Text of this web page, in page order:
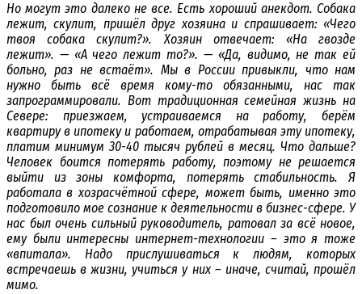
Но могут это далеко не все. Есть хороший анекдот. Собака
лежит, скулит, пришёл друг хозяина и спрашивает: «Чего
твоя собака скулит?». Хозяин отвечает: «На гвозде
лежит». — «А чего лежит то?». — «Да, видимо, не так ей
больно, раз не встаёт». Мы в России привыкли, что нам
нужно быть всё время кому-то обязанными, нас так
запрограммировали. Вот традиционная семейная жизнь на
Севере: приезжаем, устраиваемся на работу, берём
квартиру в ипотеку и работаем, отрабатывая эту ипотеку,
платим минимум 30-40 тысяч рублей в месяц. Что дальше?
Человек боится потерять работу, поэтому не решается
выйти из зоны комфорта, потерять стабильность. Я
работала в хозрасчётной сфере, может быть, именно это
подготовило мое сознание к деятельности в бизнес-сфере. У
нас был очень сильный руководитель, ратовал за всё новое,
ему были интересны интернет-технологии – это я тоже
«впитала». Надо прислушиваться к людям, которых
встречаешь в жизни, учиться у них – иначе, считай, прошёл
мимо.